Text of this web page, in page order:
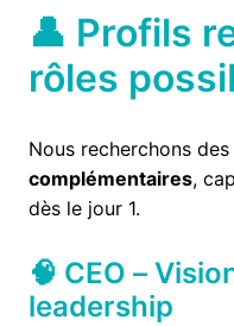
👤 Profils
rôles
Nous recherchons des
complémentaires,
dès le jour 1.
🧠 CEO –
leadership